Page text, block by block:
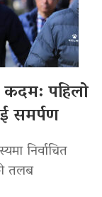
कदम: पहिलो
समर्पण
निर्वाचित
तलब